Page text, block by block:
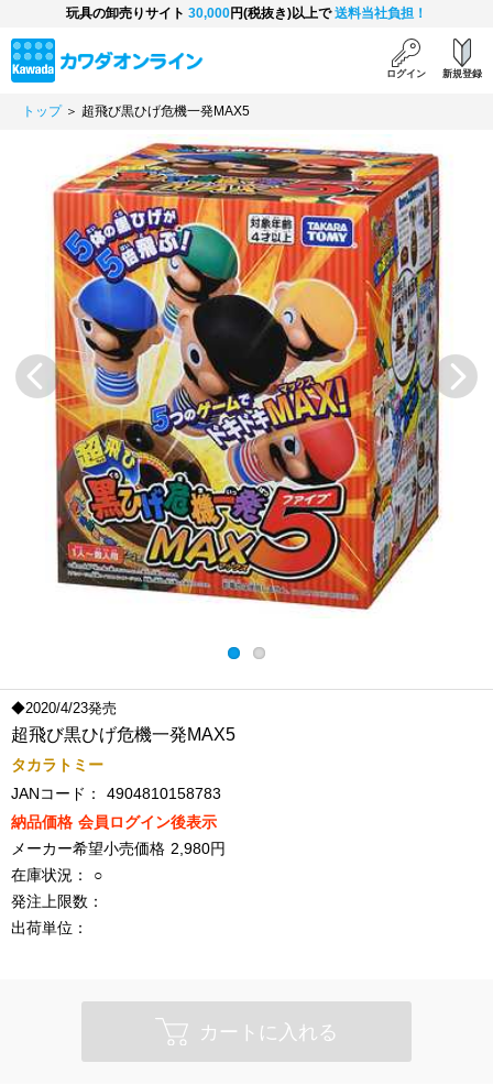
玩具の卸売りサイト 30,000円(税抜き)以上で送料当社負担！
ログイン 新規登録
トップ＞ 超飛び黒ひげ危機一発MAX5
Previous
◆2020/4/23発売
超飛び黒ひげ危機一発MAX5
タカラトミー
JANコード：
4904810158783
納品価格 会員ログイン後表示
メーカー希望小売価格 2,980円
在庫状況：
○
発注上限数：
出荷単位：
カートに入れる